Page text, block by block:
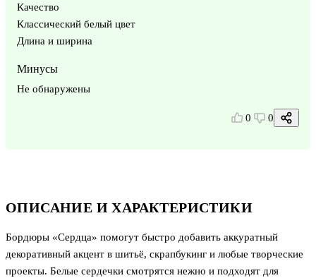
ОПИСАНИЕ И ХАРАКТЕРИСТИКИ
Бордюры «Сердца» помогут быстро добавить аккуратный
декоративный акцент в шитьё, скрапбукинг и любые творческие
проекты. Белые сердечки смотрятся нежно и подходят для
Качество
Классический белый цвет
Длина и ширина
Минусы
Не обнаружены
0 0